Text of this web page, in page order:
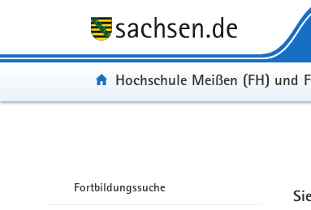
Portal:
Hochschule Meißen (FH) und
Fortbildungssuche